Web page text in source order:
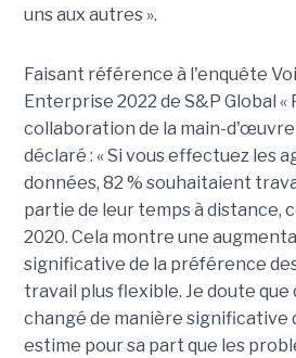
uns aux autres ».
Faisant référence à l'enquête
Enterprise 2022 de S&P Global
collaboration de la main-d'œuvre
déclaré : « Si vous effectuez les
données, 82 % souhaitaient
partie de leur temps à distance,
2020. Cela montre une
significative de la préférence
travail plus flexible. Je doute
changé de manière significative
estime pour sa part que les